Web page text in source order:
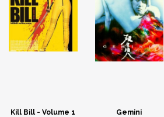
Kill Bill - Volume 1 Gemini